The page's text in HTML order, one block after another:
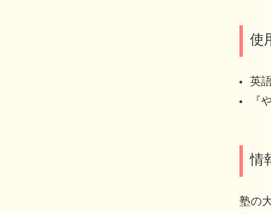
使
英
『
情
塾の